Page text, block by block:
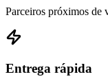
Parceiros próximos de
Entrega rápida